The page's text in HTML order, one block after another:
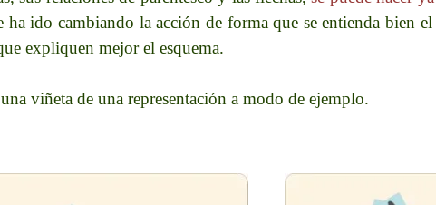
ha ido cambiando la acción de forma que se entienda bien
expliquen mejor el esquema.
viñeta de una representación a modo de ejemplo.